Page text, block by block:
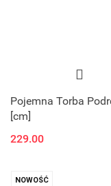
Pojemna Torba
[cm]
229.00
NOWOŚĆ